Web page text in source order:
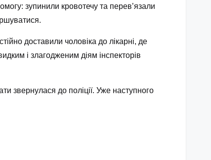
зупинили кровотечу та перев’язали
доставили чоловіка до лікарні, де
і злагодженим діям інспекторів
звернулася до поліції. Уже наступного